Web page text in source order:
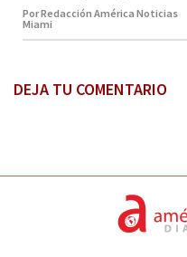
Por Redacción América Noticias
Miami
DEJA TU COMENTARIO